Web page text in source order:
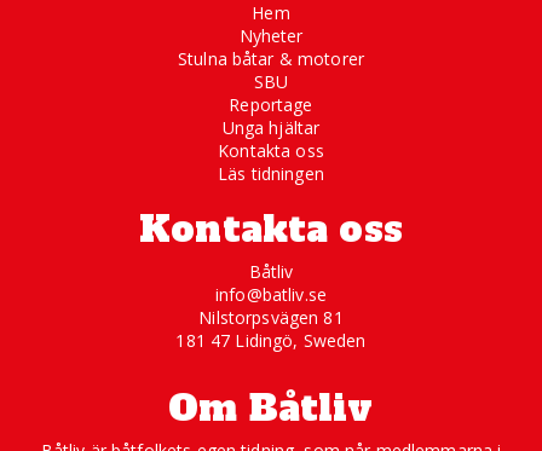
Hem
Nyheter
Stulna båtar & motorer
SBU
Reportage
Unga hjältar
Kontakta oss
Läs tidningen
Kontakta oss
Båtliv
info@batliv.se
Nilstorpsvägen 81
181 47 Lidingö, Sweden
Om Båtliv